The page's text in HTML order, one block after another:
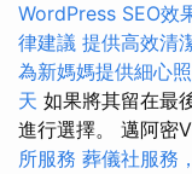
WordPress SEO效
律建議 提供高效清
為新媽媽提供細心
天 如果將其留在最
進行選擇。 邁阿密
所服務 葬儀社服務